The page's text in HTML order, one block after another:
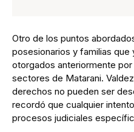
Otro de los puntos
posesionarios y familias que
otorgados anteriormente
sectores de Matarani.
derechos no pueden ser
recordó que cualquier
procesos judiciales